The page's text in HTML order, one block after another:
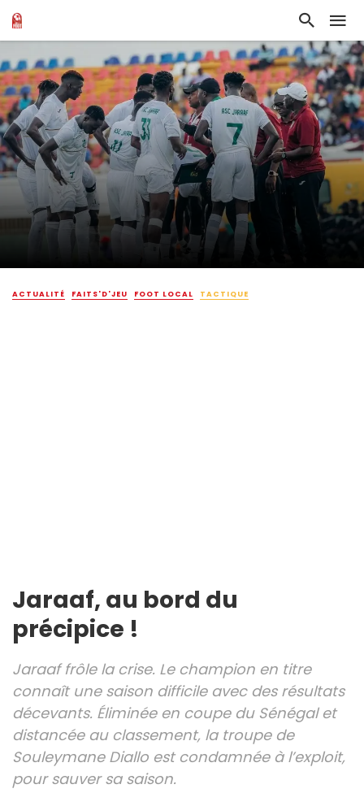
ACTUALITÉ FAITS'D'JEU FOOT LOCAL TACTIQUE
Jaraaf, au bord du
précipice !
Jaraaf frôle la crise. Le champion en titre
connaît une saison difficile avec des résultats
décevants. Éliminée en coupe du Sénégal et
distancée au classement, la troupe de
Souleymane Diallo est condamnée à l’exploit,
pour sauver sa saison.